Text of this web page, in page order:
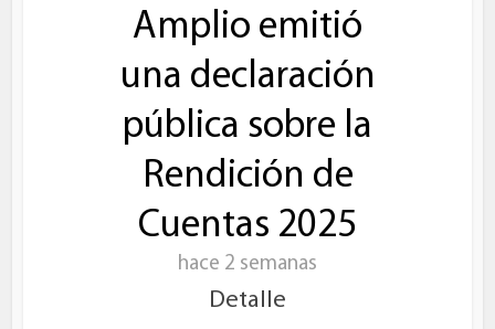
Amplio emitió
una declaración
pública sobre la
Rendición de
Cuentas 2025
hace 2 semanas
Detalle